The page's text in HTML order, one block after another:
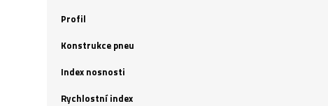
Profil
Konstrukce pneu
Index nosnosti
Rychlostní index